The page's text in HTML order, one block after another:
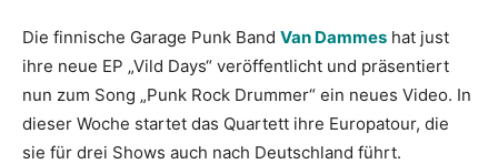
Die finnische Garage Punk Band Van Dammes hat just
ihre neue EP „Vild Days“ veröffentlicht und präsentiert
nun zum Song „Punk Rock Drummer“ ein neues Video. In
dieser Woche startet das Quartett ihre Europatour, die
sie für drei Shows auch nach Deutschland führt.